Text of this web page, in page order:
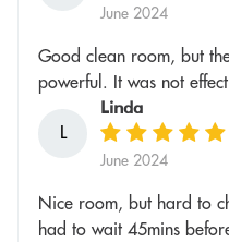
June 2024
Good clean room, but
powerful. It was not
L
Linda
June 2024
Nice room, but hard to
had to wait 45mins